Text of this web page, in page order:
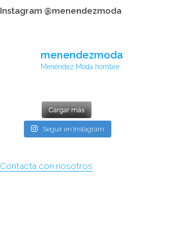
Instagram @menendezmoda
menendezmoda
Menéndez Moda hombre
Cargar más
Seguir en Instagram
Contacta con nosotros